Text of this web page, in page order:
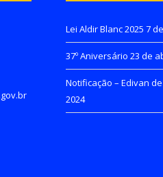
Lei Aldir Blanc 2025 7
37º Aniversário 23 de
Notificação – Edivan
2024